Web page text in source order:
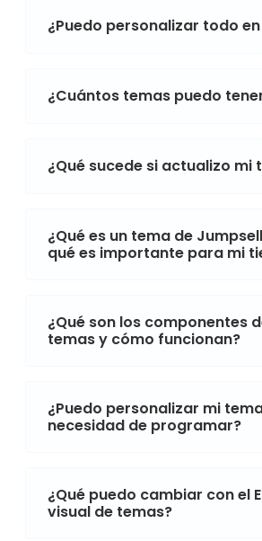
¿Puedo personalizar todo
¿Cuántos temas puedo
¿Qué sucede si actualizo mi
¿Qué es un tema de
qué es importante para mi
¿Qué son los componentes
temas y cómo funcionan?
¿Puedo personalizar mi
necesidad de programar?
¿Qué puedo cambiar con el
visual de temas?